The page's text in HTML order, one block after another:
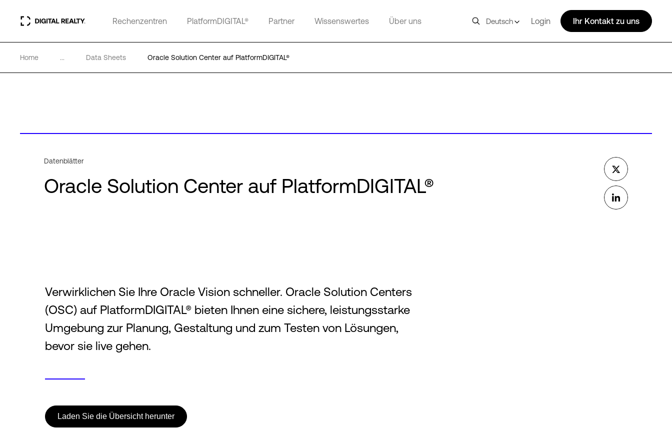
Rechenzentren PlatformDIGITAL® Partner Wissenswertes Über uns Deutsch Login Ihr Kontakt zu uns
Home ... Data Sheets Oracle Solution Center auf PlatformDIGITAL®
Datenblätter
Oracle Solution Center auf PlatformDIGITAL®
Verwirklichen Sie Ihre Oracle Vision schneller. Oracle Solution Centers
(OSC) auf PlatformDIGITAL® bieten Ihnen eine sichere, leistungsstarke
Umgebung zur Planung, Gestaltung und zum Testen von Lösungen,
bevor sie live gehen.
Laden Sie die Übersicht herunter